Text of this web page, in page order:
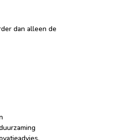
dan alleen de